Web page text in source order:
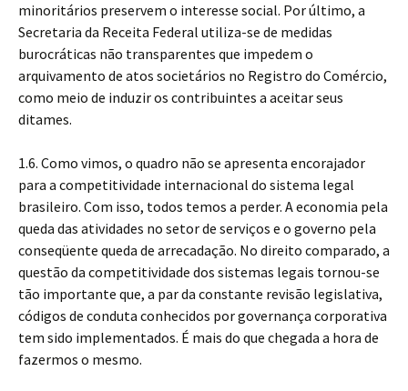
minoritários preservem o interesse social. Por último, a
Secretaria da Receita Federal utiliza-se de medidas
burocráticas não transparentes que impedem o
arquivamento de atos societários no Registro do Comércio,
como meio de induzir os contribuintes a aceitar seus
ditames.
1.6. Como vimos, o quadro não se apresenta encorajador
para a competitividade internacional do sistema legal
brasileiro. Com isso, todos temos a perder. A economia pela
queda das atividades no setor de serviços e o governo pela
conseqüente queda de arrecadação. No direito comparado, a
questão da competitividade dos sistemas legais tornou-se
tão importante que, a par da constante revisão legislativa,
códigos de conduta conhecidos por governança corporativa
tem sido implementados. É mais do que chegada a hora de
fazermos o mesmo.